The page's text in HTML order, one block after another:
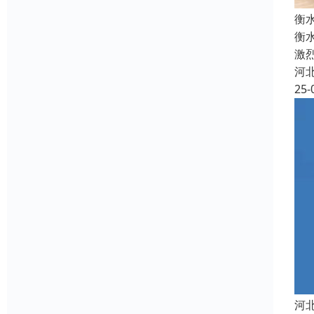
衡
衡
激
河
25-
河